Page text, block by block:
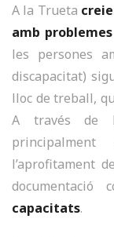
A la Trueta
amb
les persones
discapacitat)
lloc de treball,
A través de
l’aprofitament
documentació
capacitats.